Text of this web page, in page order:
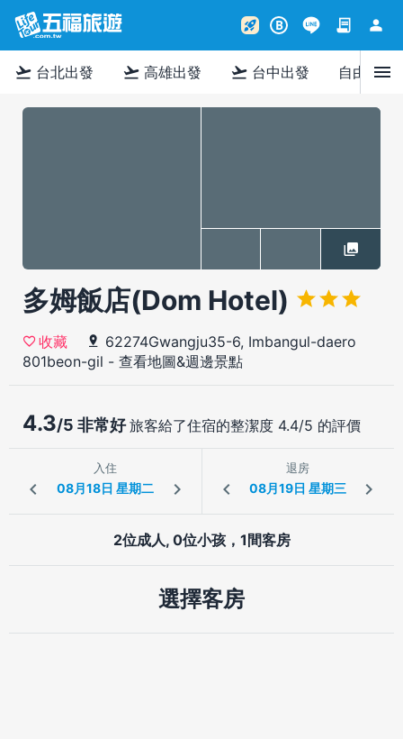
rocket_launch B contract person
flight_takeoff 台北出發 flight_takeoff 高雄出發 flight_takeoff 台中出發 自由行menu
多姆飯店(Dom Hotel)
收藏
62274Gwangju35-6, Imbangul-daero
801beon-gil - 查看地圖&週邊景點
4.3/5 非常好旅客給了住宿的整潔度 4.4/5 的評價
入住 退房
2位成人, 0位小孩，1間客房
選擇客房